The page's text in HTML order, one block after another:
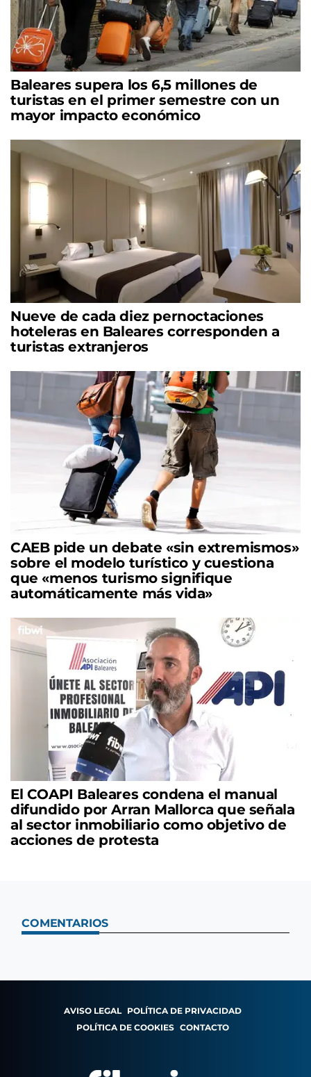
Baleares supera los 6,5 millones de
turistas en el primer semestre con un
mayor impacto económico
Nueve de cada diez pernoctaciones
hoteleras en Baleares corresponden a
turistas extranjeros
CAEB pide un debate «sin extremismos»
sobre el modelo turístico y cuestiona
que «menos turismo signifique
automáticamente más vida»
El COAPI Baleares condena el manual
difundido por Arran Mallorca que señala
al sector inmobiliario como objetivo de
acciones de protesta
COMENTARIOS
AVISO LEGAL POLÍTICA DE PRIVACIDAD
POLÍTICA DE COOKIES CONTACTO